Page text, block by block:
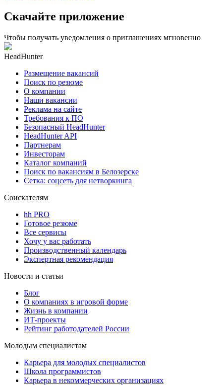
Скачайте приложение
Чтобы получать уведомления о приглашениях мгновенно
HeadHunter
Размещение вакансий
Поиск по резюме
О компании
Наши вакансии
Реклама на сайте
Требования к ПО
Безопасный HeadHunter
HeadHunter API
Партнерам
Инвесторам
Каталог компаний
Поиск по вакансиям в Белозерске
Сетка: соцсеть для нетворкинга
Соискателям
hh PRO
Готовое резюме
Все сервисы
Хочу у вас работать
Производственный календарь
Экспертная рекомендация
Новости и статьи
Блог
О компаниях в игровой форме
Жизнь в компании
ИТ-проекты
Рейтинг работодателей России
Молодым специалистам
Карьера для молодых специалистов
Школа программистов
Карьера в некоммерческих организациях